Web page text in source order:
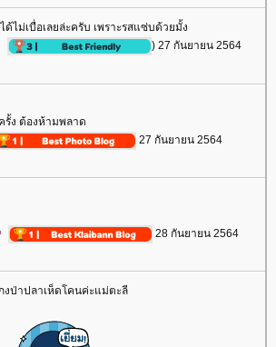
ไม่เบื่อเลยล่ะครับ เพราะรสแซ่บด้วยมั้ง
) 27 กันยายน 2564
รั้ง ต้องห้ามพลาด
27 กันยายน 2564
28 กันยายน 2564
งป่าปลาเห็ดโคนค่ะแม่ตะลี